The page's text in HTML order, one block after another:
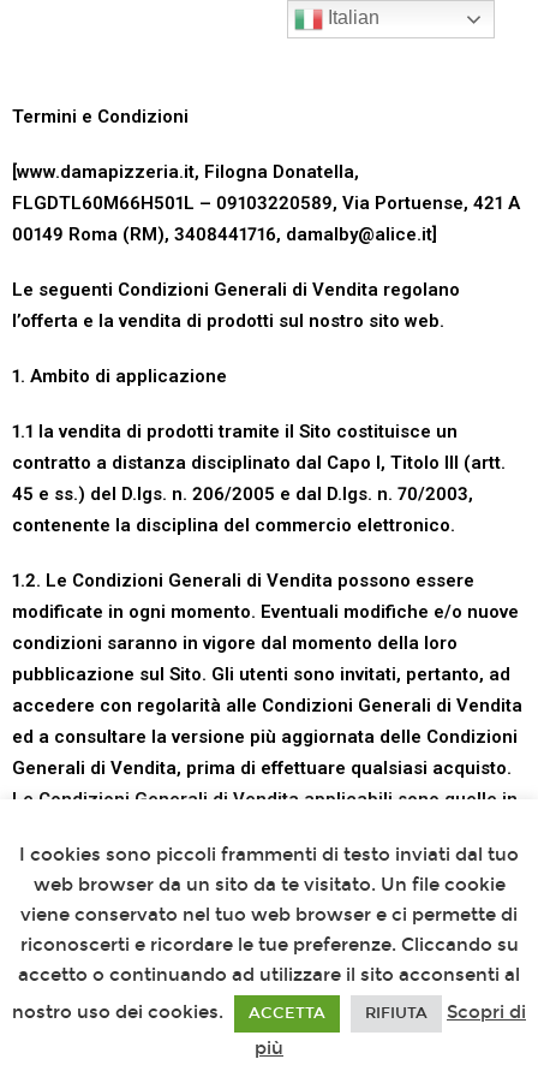
Termini e Condizioni
[www.damapizzeria.it, Filogna Donatella,
FLGDTL60M66H501L – 09103220589, Via Portuense, 421 A
00149 Roma (RM), 3408441716, damalby@alice.it]
Le seguenti Condizioni Generali di Vendita regolano
l’offerta e la vendita di prodotti sul nostro sito web.
1. Ambito di applicazione
1.1 la vendita di prodotti tramite il Sito costituisce un
contratto a distanza disciplinato dal Capo I, Titolo III (artt.
45 e ss.) del D.lgs. n. 206/2005 e dal D.lgs. n. 70/2003,
contenente la disciplina del commercio elettronico.
1.2. Le Condizioni Generali di Vendita possono essere
modificate in ogni momento. Eventuali modifiche e/o nuove
condizioni saranno in vigore dal momento della loro
pubblicazione sul Sito. Gli utenti sono invitati, pertanto, ad
accedere con regolarità alle Condizioni Generali di Vendita
ed a consultare la versione più aggiornata delle Condizioni
Generali di Vendita, prima di effettuare qualsiasi acquisto.
Le Condizioni Generali di Vendita applicabili sono quelle in
1.3. Il Ristoratore offre, sul presente Sito, un sistema di
prenotazione tavoli e di vendita di prodotti, svolgendo la
propria attività di commercio elettronico nei confronti di
utenti finali consumatori, ovverosia di qualsiasi persona
fisica che agisca sul Sito con finalità non riferibili alla
propria attività commerciale, imprenditoriale o
I cookies sono piccoli frammenti di testo inviati dal tuo
web browser da un sito da te visitato. Un file cookie
viene conservato nel tuo web browser e ci permette di
riconoscerti e ricordare le tue preferenze. Cliccando su
accetto o continuando ad utilizzare il sito acconsenti al
nostro uso dei cookies.
ACCETTA RIFIUTA
Scopri di
più
Italian